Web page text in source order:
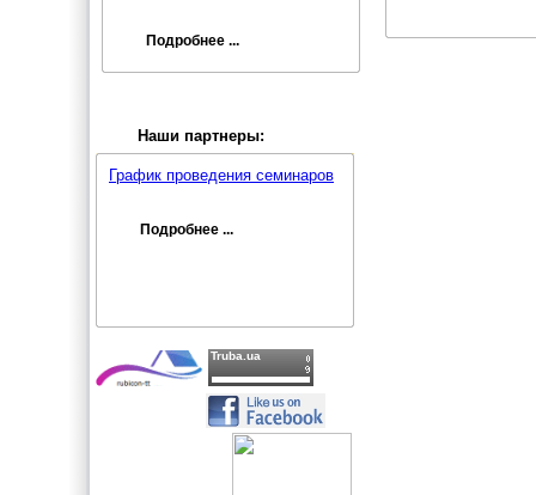
Подробнее ...
Наши партнеры:
График проведения семинаров
Подробнее ...
Truba.ua